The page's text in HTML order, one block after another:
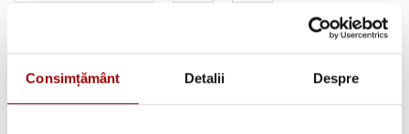
Consimțământ Detalii Despre
Avantajele tale: